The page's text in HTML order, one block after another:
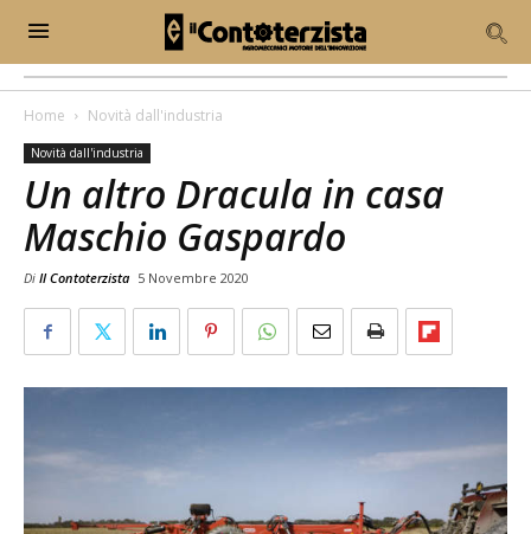
Home Novità dall'industria
Novità dall'industria
Un altro Dracula in casa
Maschio Gaspardo
Di Il Contoterzista 5 Novembre 2020